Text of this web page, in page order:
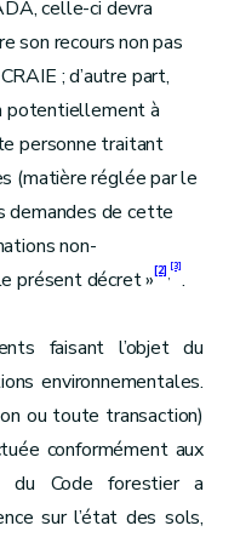
celle-ci devra
son recours non pas
; d’autre part,
potentiellement à
personne traitant
(matière réglée par le
demandes de cette
non-
présent décret »[2], [3]
.
faisant l’objet du
environnementales.
ou toute transaction)
conformément aux
Code forestier a
sur l’état des sols,